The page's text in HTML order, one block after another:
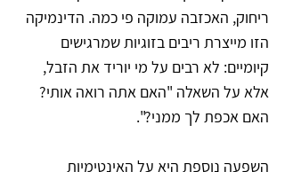
ריחוק, האכזבה עמוקה פי כמה. הדינמיקה
הזו מייצרת ריבים בזוגיות שמרגישים
קיומיים: לא רבים על מי יוריד את הזבל,
אלא על השאלה "האם אתה רואה אותי?
האם אכפת לך ממני?".
השפעה נוספת היא על האינטימיות